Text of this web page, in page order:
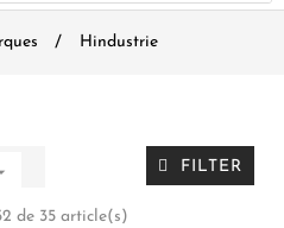
Hindustrie
FILTER
de 35 article(s)